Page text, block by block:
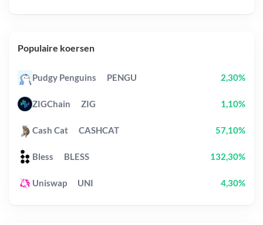
Populaire koersen
Pudgy Penguins PENGU 2,30%
ZIGChain ZIG 1,10%
Cash Cat CASHCAT 57,10%
Bless BLESS 132,30%
Uniswap UNI 4,30%